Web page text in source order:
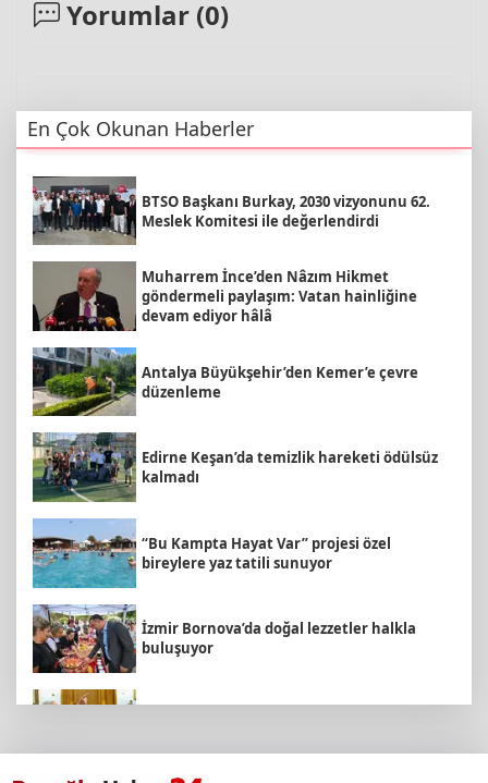
Yorumlar (0)
En Çok Okunan Haberler
BTSO Başkanı Burkay, 2030 vizyonunu 62.
Meslek Komitesi ile değerlendirdi
Muharrem İnce’den Nâzım Hikmet
göndermeli paylaşım: Vatan hainliğine
devam ediyor hâlâ
Antalya Büyükşehir’den Kemer’e çevre
düzenleme
Edirne Keşan’da temizlik hareketi ödülsüz
kalmadı
“Bu Kampta Hayat Var” projesi özel
bireylere yaz tatili sunuyor
İzmir Bornova’da doğal lezzetler halkla
buluşuyor